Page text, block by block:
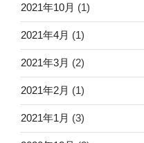
2021年10月 (1)
2021年4月 (1)
2021年3月 (2)
2021年2月 (1)
2021年1月 (3)